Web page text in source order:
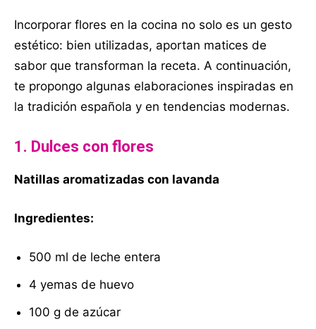
Incorporar flores en la cocina no solo es un gesto
estético: bien utilizadas, aportan matices de
sabor que transforman la receta. A continuación,
te propongo algunas elaboraciones inspiradas en
la tradición española y en tendencias modernas.
1. Dulces con flores
Natillas aromatizadas con lavanda
Ingredientes:
500 ml de leche entera
4 yemas de huevo
100 g de azúcar